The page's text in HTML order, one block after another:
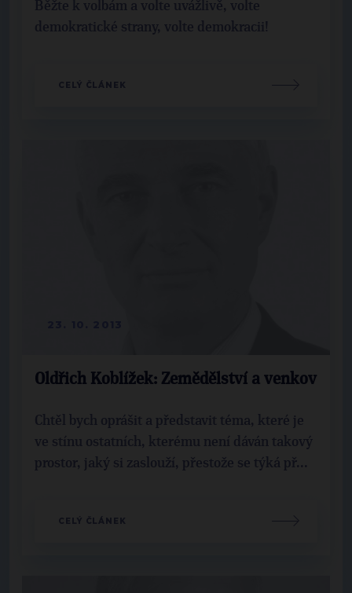
Běžte k volbám a volte uvážlivě, volte
demokratické strany, volte demokracii!
CELÝ ČLÁNEK
Oldřich Koblížek: Zemědělství a venkov
Chtěl bych oprášit a představit téma, které je
ve stínu ostatních, kterému není dáván takový
prostor, jaký si zaslouží, přestože se týká př...
CELÝ ČLÁNEK